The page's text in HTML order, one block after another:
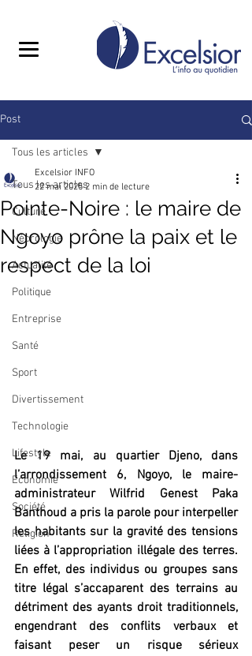
Post
Tous les articles
Culture
Nécrologie
Actualité
Politique
Entreprise
Santé
Sport
Divertissement
Technologie
Lifestyle
Economie
Société
Religion
Tous les articles
Pointe-Noire : le maire de
Ngoyo prône la paix et le
respect de la loi
Excelsior INFO
22 mai 2025 2 min de lecture
Le 19 mai, au quartier Djeno, dans
l’arrondissement 6, Ngoyo, le maire-
administrateur Wilfrid Genest Paka
Banthoud a pris la parole pour interpeller
les habitants sur la gravité des tensions
liées à l’appropriation illégale des terres.
En effet, des individus ou groupes sans
titre légal s’accaparent des terrains au
détriment des ayants droit traditionnels,
engendrant des conflits verbaux et
faisant peser un risque sérieux